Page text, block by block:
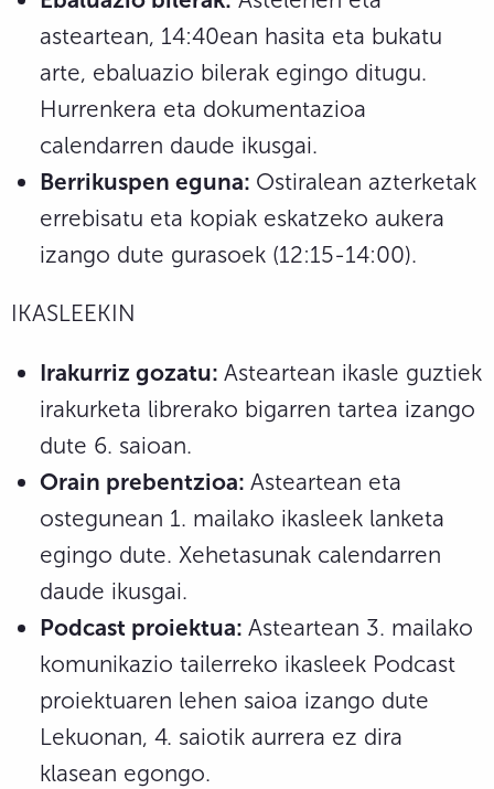
asteartean, 14:40ean hasita eta bukatu
arte, ebaluazio bilerak egingo ditugu.
Hurrenkera eta dokumentazioa
calendarren daude ikusgai.
Berrikuspen eguna: Ostiralean azterketak
errebisatu eta kopiak eskatzeko aukera
izango dute gurasoek (12:15-14:00).
IKASLEEKIN
Irakurriz gozatu: Asteartean ikasle guztiek
irakurketa librerako bigarren tartea izango
dute 6. saioan.
Orain prebentzioa: Asteartean eta
ostegunean 1. mailako ikasleek lanketa
egingo dute. Xehetasunak calendarren
daude ikusgai.
Podcast proiektua: Asteartean 3. mailako
komunikazio tailerreko ikasleek Podcast
proiektuaren lehen saioa izango dute
Lekuonan, 4. saiotik aurrera ez dira
klasean egongo.